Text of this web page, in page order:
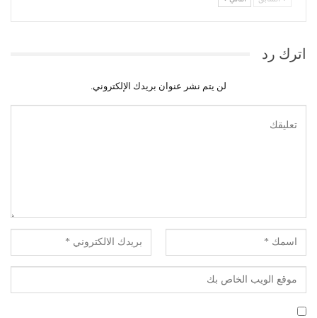
اترك رد
لن يتم نشر عنوان بريدك الإلكتروني.